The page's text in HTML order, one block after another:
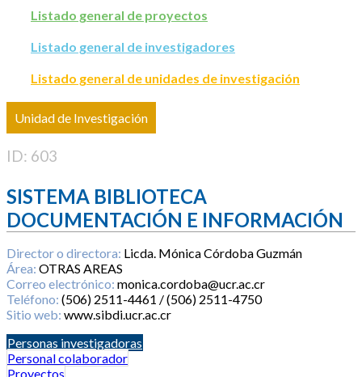
Listado general de proyectos
Listado general de investigadores
Listado general de unidades de investigación
Unidad de Investigación
ID: 603
SISTEMA BIBLIOTECA
DOCUMENTACIÓN E INFORMACIÓN
Director o directora: Licda. Mónica Córdoba Guzmán
Área: OTRAS AREAS
Correo electrónico: monica.cordoba@ucr.ac.cr
Teléfono: (506) 2511-4461 / (506) 2511-4750
Sitio web: www.sibdi.ucr.ac.cr
Personas investigadoras
Personal colaborador
Proyectos